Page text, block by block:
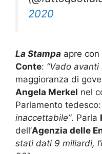
2020
La Stampa apre
Conte
“Vado avanti
maggioranza di
Angela Merkel nel
Parlamento tedesco:
inaccettabile”. Parla
dell’ Agenzia delle
stati dati 9 miliardi,
90”.